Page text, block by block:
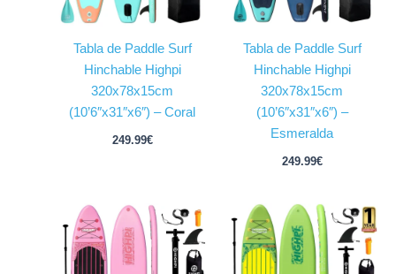
Tabla de Paddle Surf
Hinchable Highpi
320x78x15cm
(10’6″x31″x6″) – Coral
249.99€
Tabla de Paddle Surf
Hinchable Highpi
320x78x15cm
(10’6″x31″x6″) –
Esmeralda
249.99€